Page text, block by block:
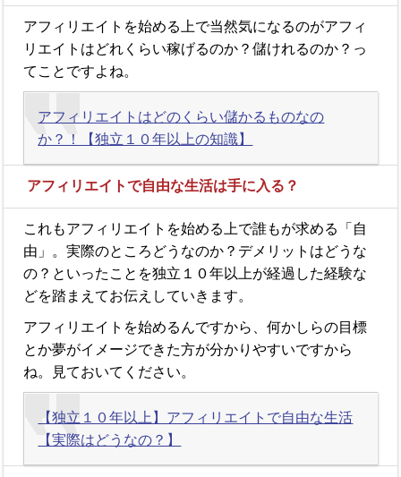
アフィリエイトを始める上で当然気になるのがアフィ
リエイトはどれくらい稼げるのか？儲けれるのか？っ
てことですよね。
アフィリエイトはどのくらい儲かるものなの
か？！【独立１０年以上の知識】
アフィリエイトで自由な生活は手に入る？
これもアフィリエイトを始める上で誰もが求める「自
由」。実際のところどうなのか？デメリットはどうな
の？といったことを独立１０年以上が経過した経験な
どを踏まえてお伝えしていきます。
アフィリエイトを始めるんですから、何かしらの目標
とか夢がイメージできた方が分かりやすいですから
ね。見ておいてください。
【独立１０年以上】アフィリエイトで自由な生活
【実際はどうなの？】